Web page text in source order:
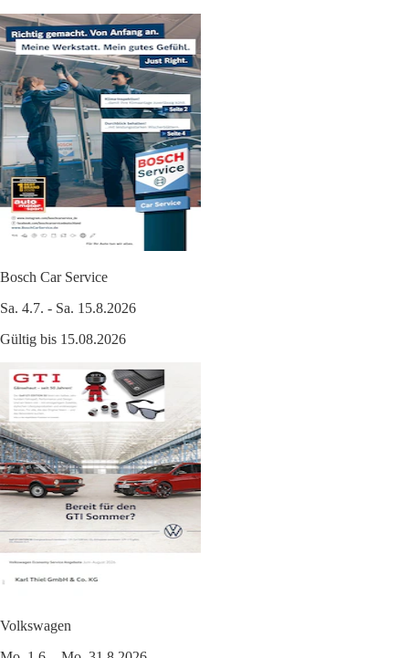
Bosch Car Service
Sa. 4.7. - Sa. 15.8.2026
Gültig bis 15.08.2026
Volkswagen